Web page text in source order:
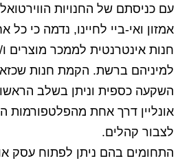
עם כניסתם של החנויות
אמזון ואי-ביי לחיינו, נדמה כי כל
חנות אינטרנטית לממכר מוצרים
למיניהם ברשת. הקמת חנות
השקעה כספית וניתן בשלב
אונליין דרך אחת מהפלטפורמות
לצבור קהלים.
התחומים בהם ניתן לפתוח עסק